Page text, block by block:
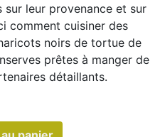
leur provenance et sur
comment cuisiner des
noirs de tortue de
prêtes à manger de
détaillants.